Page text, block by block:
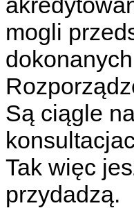
mogli
Są ciągle
Tak więc
przydadzą.